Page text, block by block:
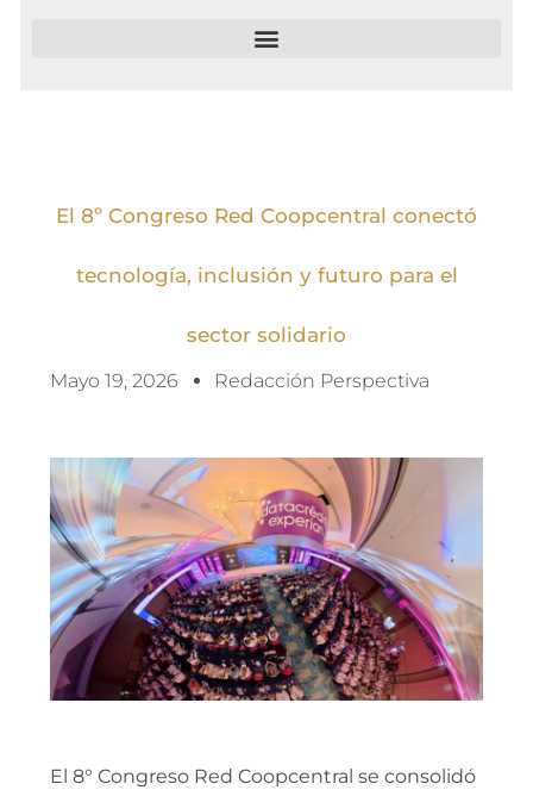
El 8º Congreso Red Coopcentral conectó
tecnología, inclusión y futuro para el
sector solidario
Mayo 19, 2026 Redacción Perspectiva
El 8° Congreso Red Coopcentral se consolidó